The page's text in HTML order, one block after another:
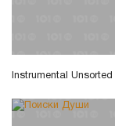
Instrumental Unsorted